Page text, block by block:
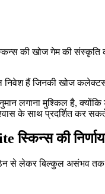
की खोज गेम की संस्कृति
निवेश हैं जिनकी खोज
लगाना मुश्किल है,
के साथ प्रदर्शित कर
स्किन्स की
से लेकर बिल्कुल असंभव